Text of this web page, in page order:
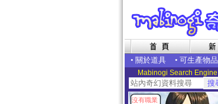
• 關於道具 • 可生產物品
Mabinogi Search Engine
沒有職業